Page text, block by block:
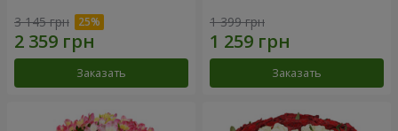
3 145 грн
Заказать
1 399 грн
Заказать